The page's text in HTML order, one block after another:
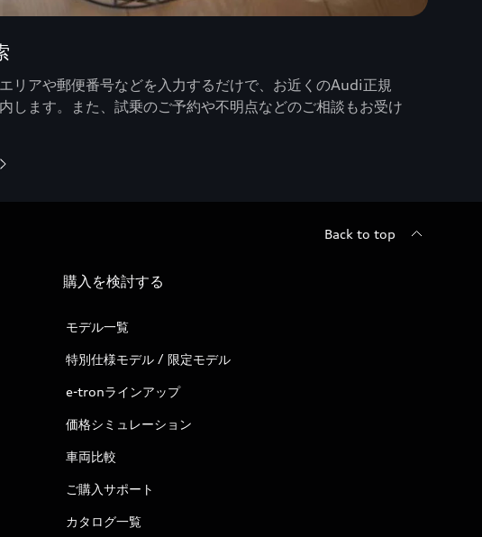
リアや郵便番号などを入力するだけで、お近くのAudi正規
します。また、試乗のご予約や不明点などのご相談もお受け
Back to top
購入を検討する
モデル一覧
特別仕様モデル / 限定モデル
e-tronラインアップ
価格シミュレーション
車両比較
ご購入サポート
カタログ一覧